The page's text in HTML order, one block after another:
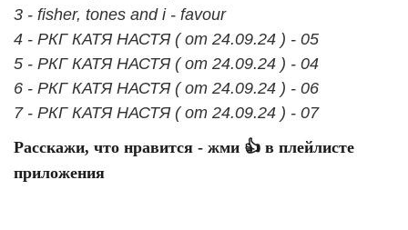
3 - fisher, tones and i - favour
4 - РКГ КАТЯ НАСТЯ ( от 24.09.24 ) - 05
5 - РКГ КАТЯ НАСТЯ ( от 24.09.24 ) - 04
6 - РКГ КАТЯ НАСТЯ ( от 24.09.24 ) - 06
7 - РКГ КАТЯ НАСТЯ ( от 24.09.24 ) - 07
Расскажи, что нравится - жми 👍 в плейлисте
приложения